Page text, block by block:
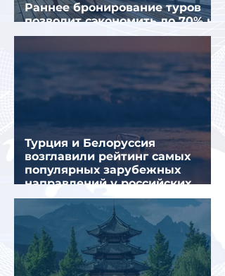
Раннее бронирование туров
позволит сэкономить до 70% на
летнем отдыхе — АТОР
Турция и Белоруссия
возглавили рейтинг самых
популярных зарубежных
направлений у российских
туристов летом